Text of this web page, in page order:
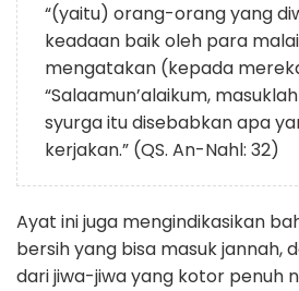
“(yaitu) orang-orang yang
keadaan baik oleh para
mengatakan (kepada
“Salaamun’alaikum,
syurga itu disebabkan apa
kerjakan.” (QS. An-Nahl: 32)
Ayat ini juga mengindikasikan
bersih yang bisa masuk jannah,
dari jiwa-jiwa yang kotor penuh